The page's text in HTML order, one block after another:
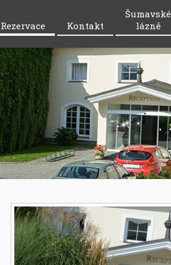
Rezervace Kontakt
Šumavské
lázně